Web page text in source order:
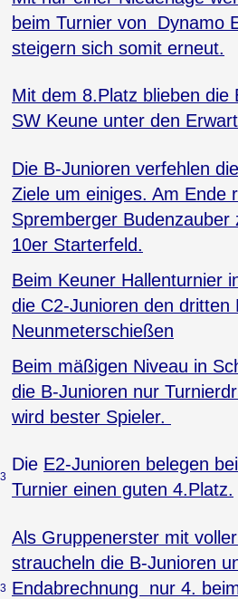
beim Turnier von Dynamo
steigern sich somit erneut.
Mit dem 8.Platz blieben die
SW Keune unter den
Die B-Junioren verfehlen
Ziele um einiges. Am Ende
Spremberger Budenzauber
10er Starterfeld.
Beim Keuner Hallenturnier
die C2-Junioren den dritten
Neunmeterschießen
Beim mäßigen Niveau in
die B-Junioren nur
wird bester Spieler.
Die E2-Junioren belegen
Turnier einen guten 4.Platz.
Als Gruppenerster mit
straucheln die B-Junioren
Endabrechnung nur 4.